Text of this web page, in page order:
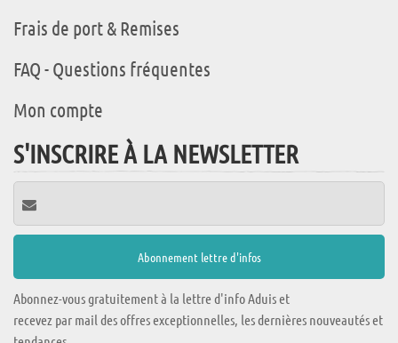
Frais de port & Remises
FAQ - Questions fréquentes
Mon compte
S'INSCRIRE À LA NEWSLETTER
Abonnez-vous gratuitement à la lettre d'info Aduis et
recevez par mail des offres exceptionnelles, les dernières nouveautés et